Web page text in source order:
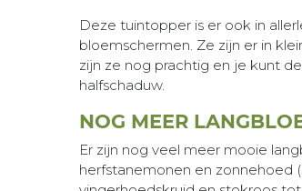
Deze tuintopper is er ook in
bloemschermen. Ze zijn er in
zijn ze nog prachtig en je kunt
halfschaduw.
NOG MEER
Er zijn nog veel meer mooie
herfstanemonen en zonnehoed